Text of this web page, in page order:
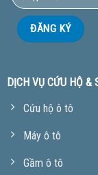
DỊCH VỤ CỨU HỘ &
Cứu hộ ô tô
Máy ô tô
Gầm ô tô